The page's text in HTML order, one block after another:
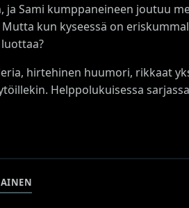
ja Sami kumppaneineen joutuu
kun kyseessä on
hirtehinen huumori, rikkaat
Helppolukuisessa